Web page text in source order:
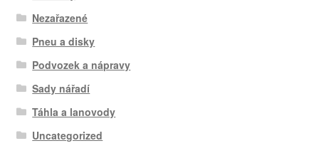
Nezařazené
Pneu a disky
Podvozek a nápravy
Sady nářadí
Táhla a lanovody
Uncategorized